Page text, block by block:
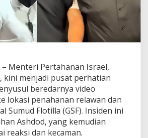
– Menteri Pertahanan Israel,
kini menjadi pusat perhatian
beredarnya video
lokasi penahanan relawan dan
Sumud Flotilla (GSF). Insiden ini
Ashdod, yang kemudian
reaksi dan kecaman.